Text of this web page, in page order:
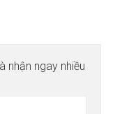
nhận ngay nhiều